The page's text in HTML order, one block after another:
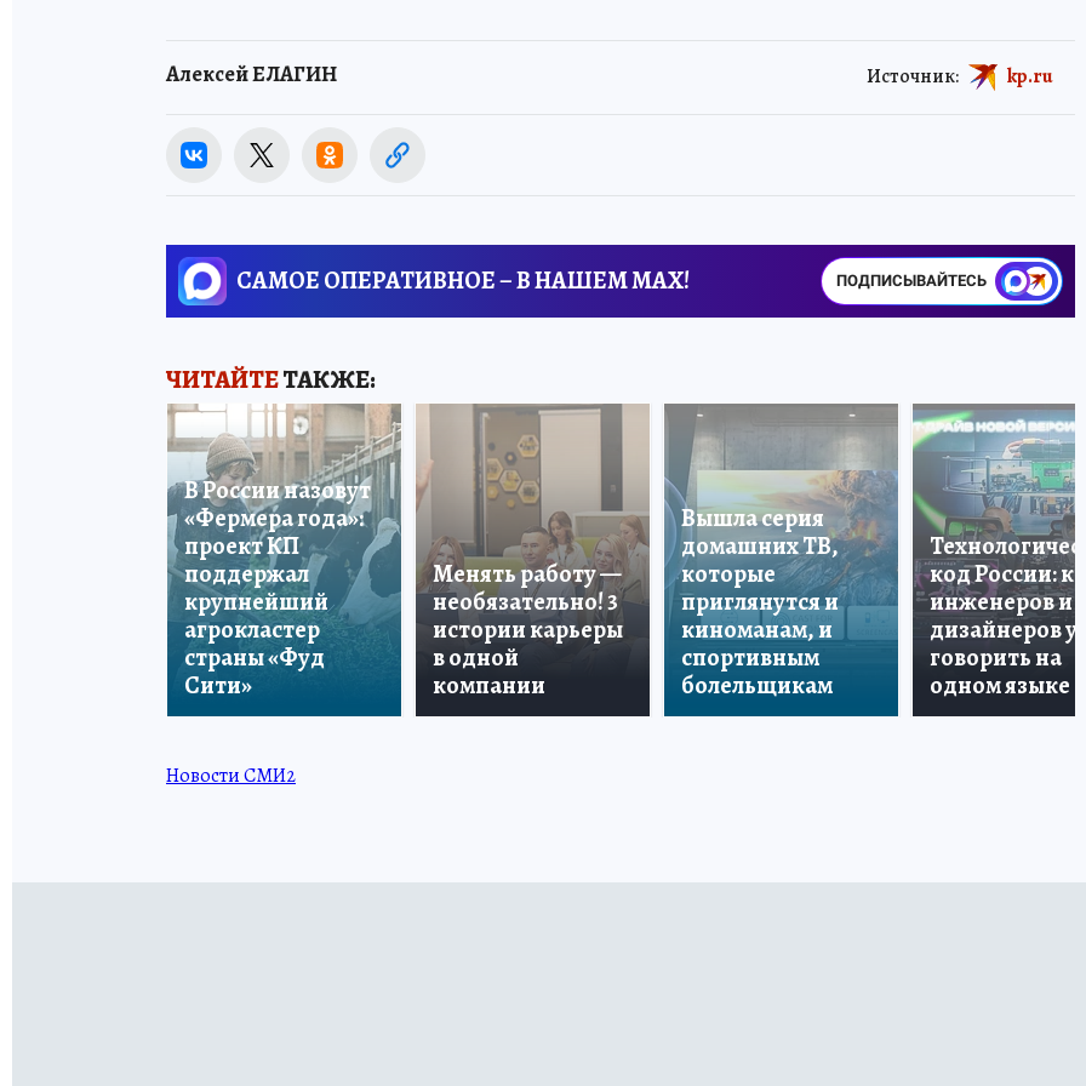
Алексей ЕЛАГИН Источник: kp.ru
САМОЕ ОПЕРАТИВНОЕ – В НАШЕМ MAX! ПОДПИСЫВАЙТЕСЬ
ЧИТАЙТЕТАКЖЕ:
В России назовут
«Фермера года»:
проект КП
поддержал
крупнейший
агрокластер
страны «Фуд
Сити»
Менять работу —
необязательно! 3
истории карьеры
в одной
компании
Вышла серия
домашних ТВ,
которые
приглянутся и
киноманам, и
спортивным
болельщикам
код России: как
инженеров и
дизайнеров
говорить на
одном языке
Новости СМИ2